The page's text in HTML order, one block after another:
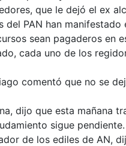
que le dejó el ex
del PAN han
sean pagaderos en
cada uno de los
comentó que no se
dijo que esta mañana
sigue pendiente.
de los ediles de AN,